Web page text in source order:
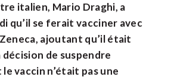
italien, Mario Draghi, a
qu’il se ferait vacciner avec
ajoutant qu’il était
de suspendre
vaccin n’était pas une